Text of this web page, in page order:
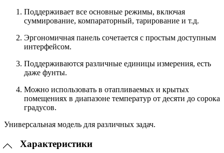
Поддерживает все основные режимы, включая
суммирование, компараторный, тарирование и т.д.
Эргономичная панель сочетается с простым доступным
интерфейсом.
Поддерживаются различные единицы измерения, есть
даже фунты.
Можно использовать в отапливаемых и крытых
помещениях в диапазоне температур от десяти до сорока
градусов.
Универсальная модель для различных задач.
Характеристики